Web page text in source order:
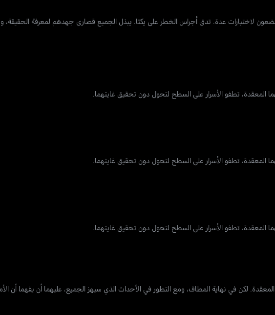
لاختبارات عدة. تدق أجراس الخطر على يكتا. يبذل الجميع قصارى جهدهم لمعرفة الحقيقة،
المعقدة، تطفو الأسرار على السطح لتحول دون تحقيق غايتهما.
المعقدة، تطفو الأسرار على السطح لتحول دون تحقيق غايتهما.
المعقدة، تطفو الأسرار على السطح لتحول دون تحقيق غايتهما.
لكن في نهاية المطاف، ومع التطور في الأحداث الذي سيهز الجميع، عليهما أن يفهما أن